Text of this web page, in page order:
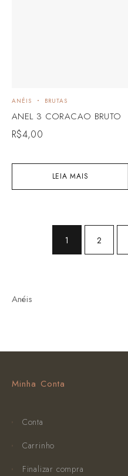
LEIA MAIS
ANÉIS BRUTAS
ANEL 3 CORACAO BRUTO
R$4,00
1 2
Anéis
Minha Conta
Conta
Carrinho
Finalizar compra